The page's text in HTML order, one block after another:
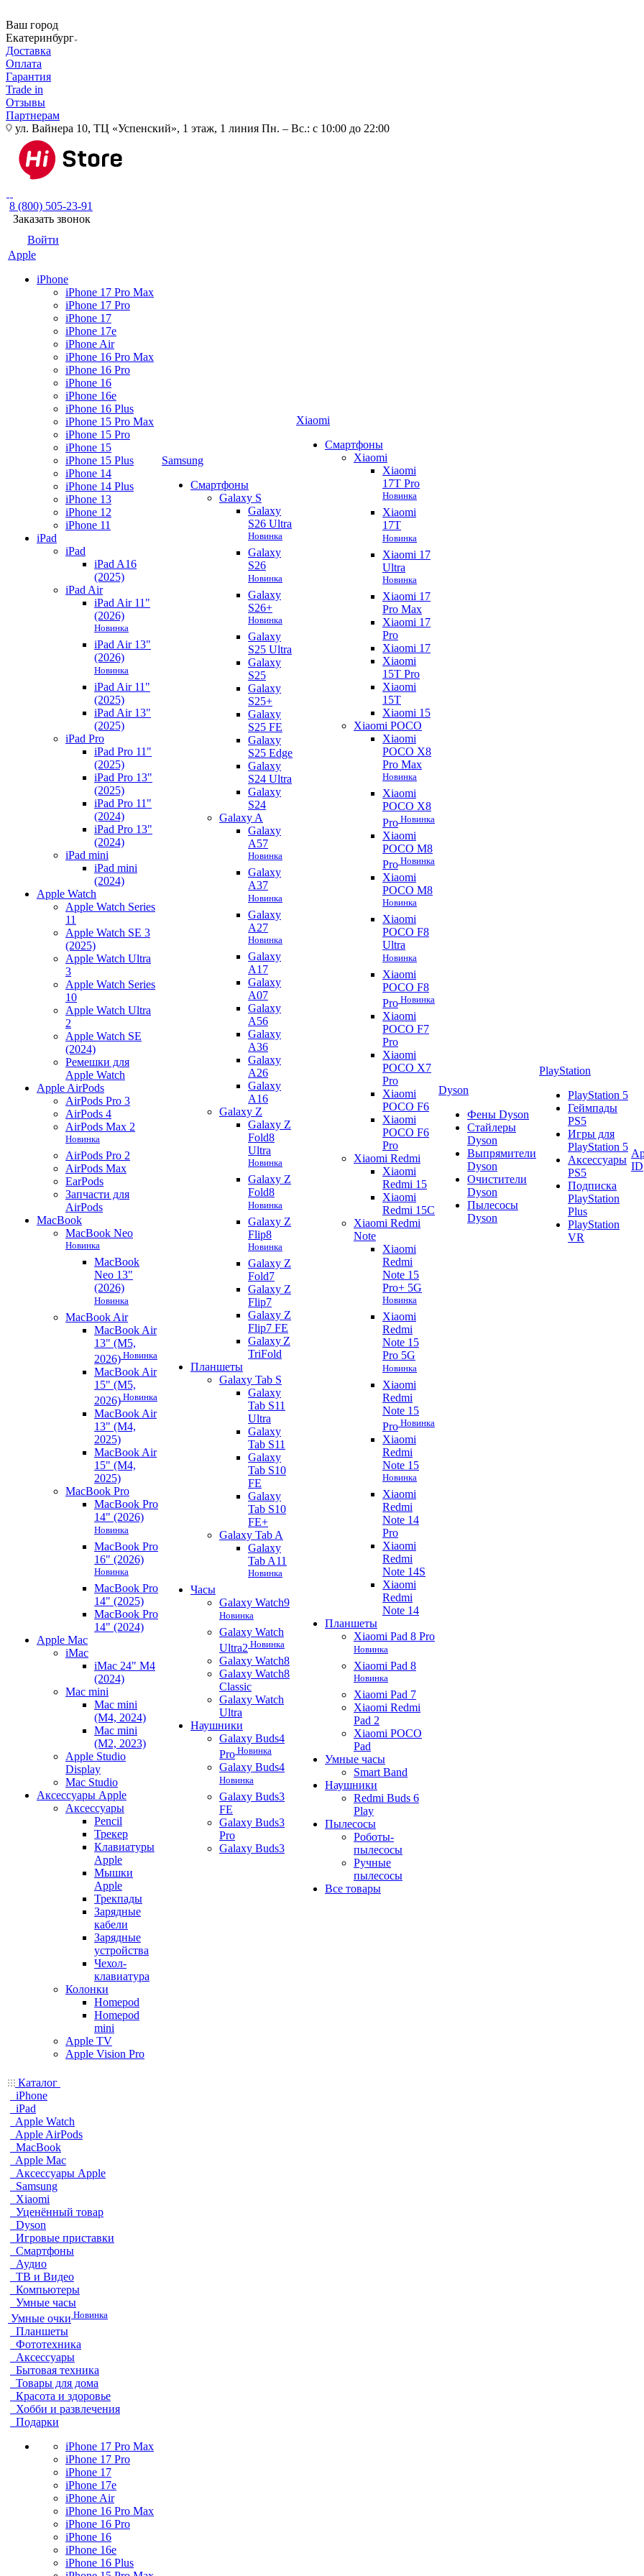
Ваш город
Екатеринбург
Доставка
Оплата
Гарантия
Trade in
Отзывы
Партнерам
ул. Вайнера 10, ТЦ «Успенский», 1 этаж, 1 линия Пн. – Вс.: с 10:00 до 22:00
8 (800) 505-23-91
Заказать звонок
Войти
Apple
iPhone
iPhone 17 Pro Max
iPhone 17 Pro
iPhone 17
iPhone 17e
iPhone Air
iPhone 16 Pro Max
iPhone 16 Pro
iPhone 16
iPhone 16e
iPhone 16 Plus
iPhone 15 Pro Max
iPhone 15 Pro
iPhone 15
iPhone 15 Plus
iPhone 14
iPhone 14 Plus
iPhone 13
iPhone 12
iPhone 11
iPad
iPad
iPad A16
(2025)
iPad Air
iPad Air 11"
(2026)
Новинка
iPad Air 13"
(2026)
Новинка
iPad Air 11"
(2025)
iPad Air 13"
(2025)
iPad Pro
iPad Pro 11"
(2025)
iPad Pro 13"
(2025)
iPad Pro 11"
(2024)
iPad Pro 13"
(2024)
iPad mini
iPad mini
(2024)
Apple Watch
Apple Watch Series
11
Apple Watch SE 3
(2025)
Apple Watch Ultra
3
Apple Watch Series
10
Apple Watch Ultra
2
Apple Watch SE
(2024)
Ремешки для
Apple Watch
Apple AirPods
AirPods Pro 3
AirPods 4
AirPods Max 2
Новинка
AirPods Pro 2
AirPods Max
EarPods
Запчасти для
AirPods
MacBook
MacBook Neo
Новинка
MacBook
Neo 13"
(2026)
Новинка
MacBook Air
MacBook Air
13" (M5,
2026) Новинка
MacBook Air
15" (M5,
2026) Новинка
MacBook Air
13" (M4,
2025)
MacBook Air
15" (M4,
2025)
MacBook Pro
MacBook Pro
14" (2026)
Новинка
MacBook Pro
16" (2026)
Новинка
MacBook Pro
14" (2025)
MacBook Pro
14" (2024)
Apple Mac
iMac
iMac 24" M4
(2024)
Mac mini
Mac mini
(M4, 2024)
Mac mini
(M2, 2023)
Apple Studio
Display
Mac Studio
Аксессуары Apple
Аксессуары
Pencil
Трекер
Клавиатуры
Apple
Мышки
Apple
Трекпады
Зарядные
кабели
Зарядные
устройства
Чехол-
клавиатура
Колонки
Homepod
Homepod
mini
Apple TV
Apple Vision Pro
Samsung
Смартфоны
Galaxy S
Galaxy
S26 Ultra
Новинка
Galaxy
S26
Новинка
Galaxy
S26+
Новинка
Galaxy
S25 Ultra
Galaxy
S25
Galaxy
S25+
Galaxy
S25 FE
Galaxy
S25 Edge
Galaxy
S24 Ultra
Galaxy
S24
Galaxy A
Galaxy
A57
Новинка
Galaxy
A37
Новинка
Galaxy
A27
Новинка
Galaxy
A17
Galaxy
A07
Galaxy
A56
Galaxy
A36
Galaxy
A26
Galaxy
A16
Galaxy Z
Galaxy Z
Fold8
Ultra
Новинка
Galaxy Z
Fold8
Новинка
Galaxy Z
Flip8
Новинка
Galaxy Z
Fold7
Galaxy Z
Flip7
Galaxy Z
Flip7 FE
Galaxy Z
TriFold
Планшеты
Galaxy Tab S
Galaxy
Tab S11
Ultra
Galaxy
Tab S11
Galaxy
Tab S10
FE
Galaxy
Tab S10
FE+
Galaxy Tab A
Galaxy
Tab A11
Новинка
Часы
Galaxy Watch9
Новинка
Galaxy Watch
Ultra2 Новинка
Galaxy Watch8
Galaxy Watch8
Classic
Galaxy Watch
Ultra
Наушники
Galaxy Buds4
Pro Новинка
Galaxy Buds4
Новинка
Galaxy Buds3
FE
Galaxy Buds3
Pro
Galaxy Buds3
Xiaomi
Смартфоны
Xiaomi
Xiaomi
17T Pro
Новинка
Xiaomi
17T
Новинка
Xiaomi 17
Ultra
Новинка
Xiaomi 17
Pro Max
Xiaomi 17
Pro
Xiaomi 17
Xiaomi
15T Pro
Xiaomi
15T
Xiaomi 15
Xiaomi POCO
Xiaomi
POCO X8
Pro Max
Новинка
Xiaomi
POCO X8
Pro Новинка
Xiaomi
POCO M8
Pro Новинка
Xiaomi
POCO M8
Новинка
Xiaomi
POCO F8
Ultra
Новинка
Xiaomi
POCO F8
Pro Новинка
Xiaomi
POCO F7
Pro
Xiaomi
POCO X7
Pro
Xiaomi
POCO F6
Xiaomi
POCO F6
Pro
Xiaomi Redmi
Xiaomi
Redmi 15
Xiaomi
Redmi 15C
Xiaomi Redmi
Note
Xiaomi
Redmi
Note 15
Pro+ 5G
Новинка
Xiaomi
Redmi
Note 15
Pro 5G
Новинка
Xiaomi
Redmi
Note 15
Pro Новинка
Xiaomi
Redmi
Note 15
Новинка
Xiaomi
Redmi
Note 14
Pro
Xiaomi
Redmi
Note 14S
Xiaomi
Redmi
Note 14
Планшеты
Xiaomi Pad 8 Pro
Новинка
Xiaomi Pad 8
Новинка
Xiaomi Pad 7
Xiaomi Redmi
Pad 2
Xiaomi POCO
Pad
Умные часы
Smart Band
Наушники
Redmi Buds 6
Play
Пылесосы
Роботы-
пылесосы
Ручные
пылесосы
Все товары
Dyson
Фены Dyson
Стайлеры
Dyson
Выпрямители
Dyson
Очистители
Dyson
Пылесосы
Dyson
PlayStation
PlayStation 5
Геймпады
PS5
Игры для
PlayStation 5
Аксессуары
PS5
Подписка
PlayStation
Plus
PlayStation
VR
ID
Каталог
iPhone
iPad
Apple Watch
Apple AirPods
MacBook
Apple Mac
Аксессуары Apple
Samsung
Xiaomi
Уценённый товар
Dyson
Игровые приставки
Смартфоны
Аудио
ТВ и Видео
Компьютеры
Умные часы
Умные очки Новинка
Планшеты
Фототехника
Аксессуары
Бытовая техника
Товары для дома
Красота и здоровье
Хобби и развлечения
Подарки
iPhone 17 Pro Max
iPhone 17 Pro
iPhone 17
iPhone 17e
iPhone Air
iPhone 16 Pro Max
iPhone 16 Pro
iPhone 16
iPhone 16e
iPhone 16 Plus